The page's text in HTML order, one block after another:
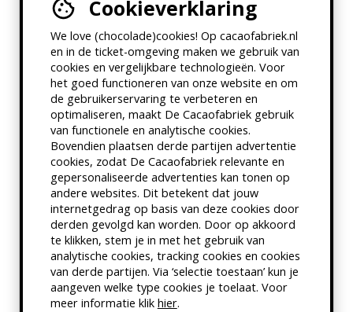
Cookieverklaring
We love (chocolade)cookies! Op cacaofabriek.nl
en in de ticket-omgeving maken we gebruik van
cookies en vergelijkbare technologieën. Voor
het goed functioneren van onze website en om
de gebruikerservaring te verbeteren en
optimaliseren, maakt De Cacaofabriek gebruik
van functionele en analytische cookies.
Bovendien plaatsen derde partijen advertentie
cookies, zodat De Cacaofabriek relevante en
gepersonaliseerde advertenties kan tonen op
andere websites. Dit betekent dat jouw
internetgedrag op basis van deze cookies door
derden gevolgd kan worden. Door op akkoord
te klikken, stem je in met het gebruik van
analytische cookies, tracking cookies en cookies
van derde partijen. Via ‘selectie toestaan’ kun je
aangeven welke type cookies je toelaat. Voor
meer informatie klik hier.
Deze voorstelling bevat een
pauze
ma 10
aug.
the invite
FILM
Drama, Komedie
ma 10
aug.
FILM